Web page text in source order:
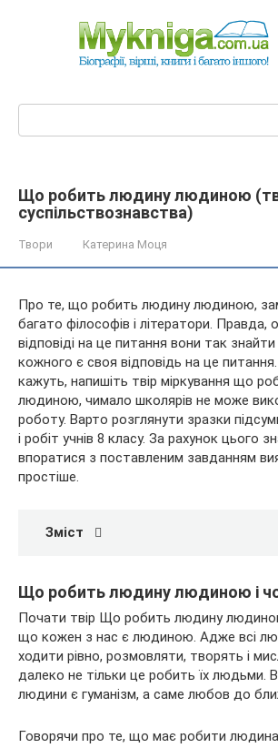
Що робить людину людиною
суспільствознавства)
Твори Катерина Моця
Про те, що робить людину людиною,
багато філософів і літератори. Правда,
відповіді на це питання вони так
кожного є своя відповідь на це
кажуть, напишіть твір міркування що
людиною, чимало школярів не може
роботу. Варто розглянути зразки
і робіт учнів 8 класу. За рахунок цього
впоратися з поставленим завданням
простіше.
Зміст
Що робить людину людиною і
Почати твір Що робить людину
що кожен з нас є людиною. Адже всі
ходити рівно, розмовляти, творять і
далеко не тільки це робить їх людьми.
людини є гуманізм, а саме любов до
Говорячи про те, що має робити